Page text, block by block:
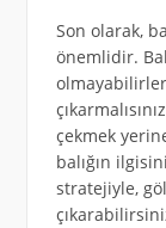
Son olarak,
önemlidir.
çekmek
balığın
stratejiyle,